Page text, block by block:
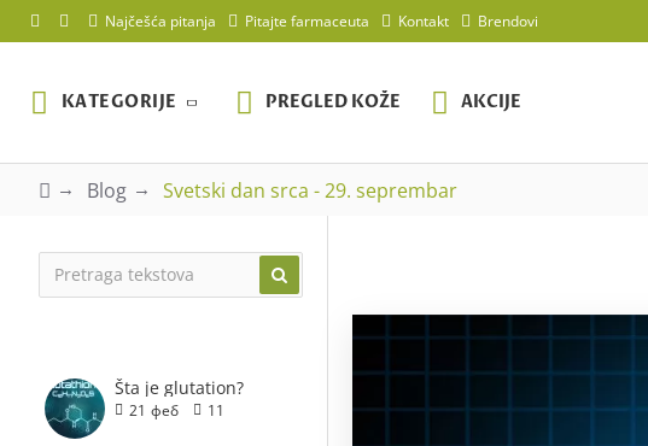
Najčešća pitanja Pitajte farmaceuta Kontakt Brendovi
KATEGORIJE PREGLED KOŽE AKCIJE
Blog Svetski dan srca - 29. seprembar
Šta je glutation?
21 феб 11